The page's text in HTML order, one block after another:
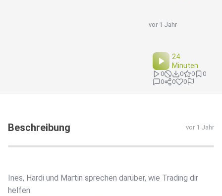
vor 1 Jahr
24
Minuten
0 0 0
0
0
0 0
Beschreibung vor 1 Jahr
Ines, Hardi und Martin sprechen darüber, wie Trading dir
helfen